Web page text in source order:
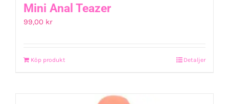
Mini Anal Teazer
99,00 kr
Köp produkt Detaljer